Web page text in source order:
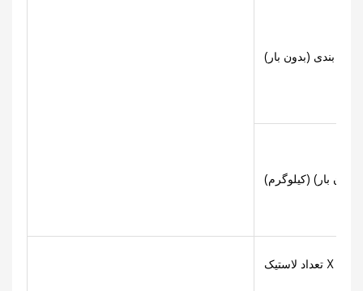
بار) (کیلوگرم)